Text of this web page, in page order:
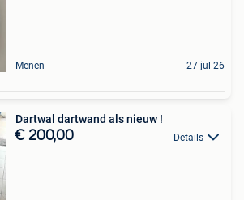
Menen 27 jul 26
Dartwal dartwand als nieuw !
€ 200,00 Details